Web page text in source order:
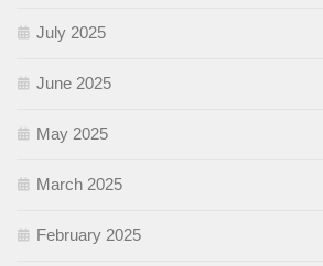
July 2025
June 2025
May 2025
March 2025
February 2025